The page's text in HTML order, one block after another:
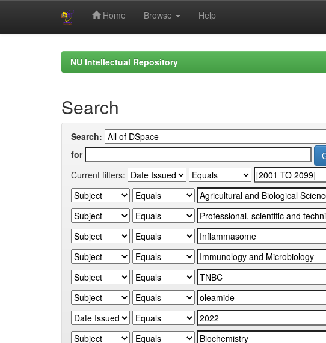
Home Browse Help
NU Intellectual Repository
Search
Search:
for
Current filters: